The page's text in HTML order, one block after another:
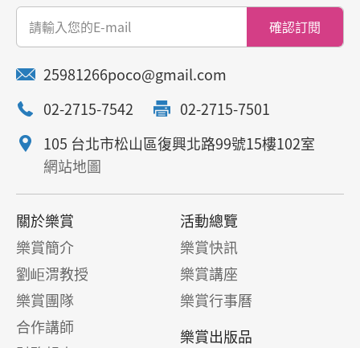
確認訂閱
25981266poco@gmail.com
02-2715-7542
02-2715-7501
105 台北市松山區復興北路99號15樓102室
網站地圖
關於樂賞
樂賞簡介
劉岠渭教授
樂賞團隊
合作講師
活動總覽
樂賞快訊
樂賞講座
樂賞行事曆
樂賞出版品